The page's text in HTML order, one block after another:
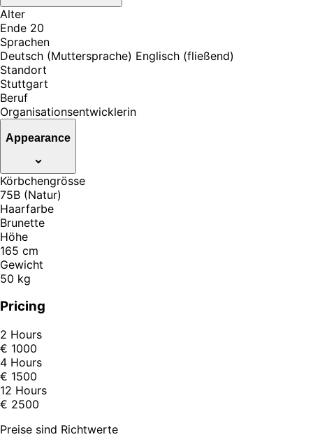
Alter
Ende 20
Sprachen
Deutsch (Muttersprache) Englisch (fließend)
Standort
Stuttgart
Beruf
Organisationsentwicklerin
Appearance
Körbchengrösse
75B (Natur)
Haarfarbe
Brunette
Höhe
165 cm
Gewicht
50 kg
Pricing
2 Hours
€ 1000
4 Hours
€ 1500
12 Hours
€ 2500
Preise sind Richtwerte